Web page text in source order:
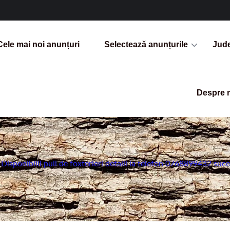
mai noi anunțuri Selectează anunțurile
Despre
Disponibilii puii de foxterieri detalii la telefon 0768899432